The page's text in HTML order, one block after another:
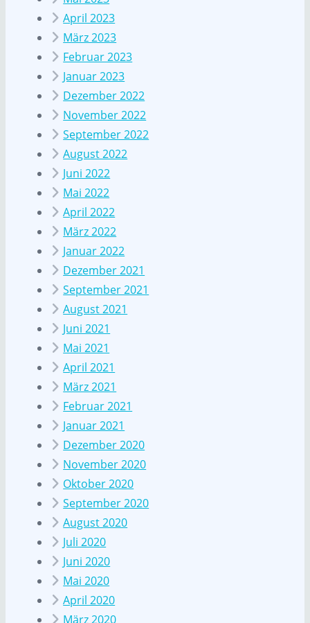
April 2023
März 2023
Februar 2023
Januar 2023
Dezember 2022
November 2022
September 2022
August 2022
Juni 2022
Mai 2022
April 2022
März 2022
Januar 2022
Dezember 2021
September 2021
August 2021
Juni 2021
Mai 2021
April 2021
März 2021
Februar 2021
Januar 2021
Dezember 2020
November 2020
Oktober 2020
September 2020
August 2020
Juli 2020
Juni 2020
Mai 2020
April 2020
März 2020